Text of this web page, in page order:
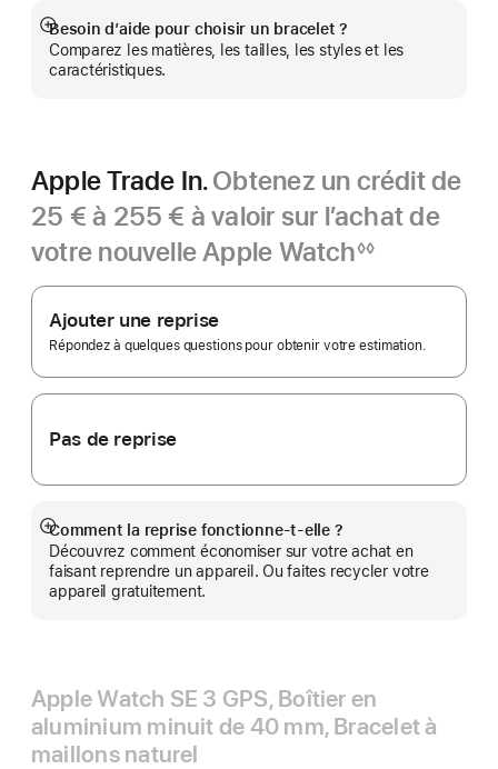
Besoin d’aide pour choisir un bracelet ?
Comparez les matières, les tailles, les styles et les
caractéristiques.
Afficher
plus
Apple Trade In.Obtenez un crédit de
25 € à 255 € à valoir sur l’achat de
votre nouvelle Apple Watch
de
de
page
◊◊
Apple
Trade In.
Ajouter une reprise
Répondez à quelques questions pour obtenir votre estimation.
Pas de reprise
Comment la reprise fonctionne-t-elle ?
Découvrez comment économiser sur votre achat en
faisant reprendre un appareil. Ou faites recycler votre
appareil gratuitement.
Afficher
plus
Apple Watch SE 3 GPS, Boîtier en
aluminium minuit de 40 mm, Bracelet à
maillons naturel